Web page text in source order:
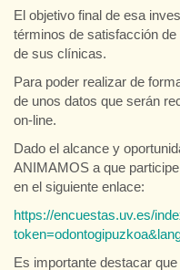
El objetivo final de esa
términos de satisfacción
de sus clínicas.
Para poder realizar de
de unos datos que serán
on-line.
Dado el alcance y
ANIMAMOS a que
en el siguiente enlace:
https://encuestas.uv.es/
Es importante destacar